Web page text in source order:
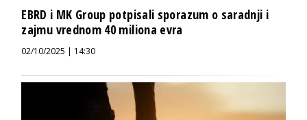
EBRD i MK Group potpisali sporazum o saradnji i
zajmu vrednom 40 miliona evra
02/10/2025 | 14:30